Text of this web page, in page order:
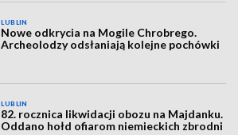
LUBLIN
Nowe odkrycia na Mogile Chrobrego.
Archeolodzy odsłaniają kolejne pochówki
LUBLIN
82. rocznica likwidacji obozu na Majdanku.
Oddano hołd ofiarom niemieckich zbrodni